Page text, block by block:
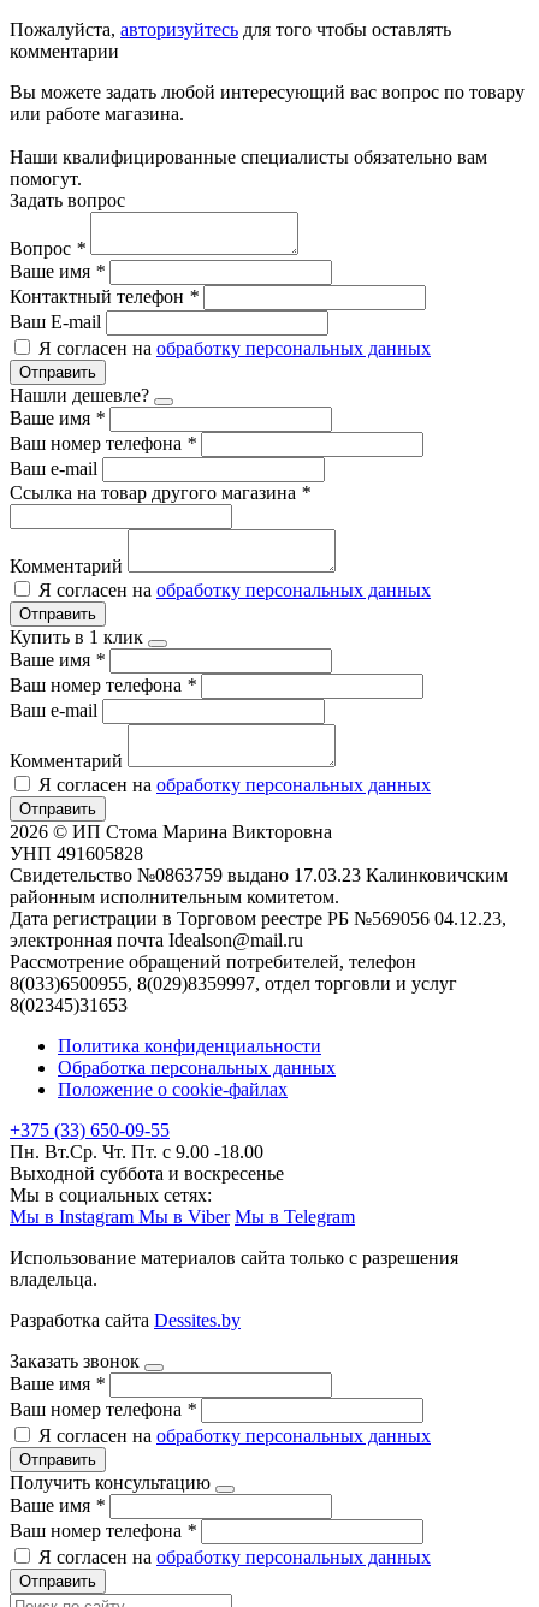
Пожалуйста, авторизуйтесь для того чтобы оставлять
комментарии
Вы можете задать любой интересующий вас вопрос по товару
или работе магазина.
Наши квалифицированные специалисты обязательно вам
помогут.
Задать вопрос
Вопрос *
Ваше имя *
Контактный телефон *
Ваш E-mail
Я согласен на обработку персональных данных
Отправить
Нашли дешевле?
Ваше имя *
Ваш номер телефона *
Ваш e-mail
Ссылка на товар другого магазина *
Комментарий
Я согласен на обработку персональных данных
Отправить
Купить в 1 клик
Ваше имя *
Ваш номер телефона *
Ваш e-mail
Комментарий
Я согласен на обработку персональных данных
Отправить
2026 © ИП Стома Марина Викторовна
УНП 491605828
Свидетельство №0863759 выдано 17.03.23 Калинковичским
районным исполнительным комитетом.
Дата регистрации в Торговом реестре РБ №569056 04.12.23,
электронная почта Idealson@mail.ru
Рассмотрение обращений потребителей, телефон
8(033)6500955, 8(029)8359997, отдел торговли и услуг
8(02345)31653
Политика конфиденциальности
Обработка персональных данных
Положение о cookie-файлах
+375 (33) 650-09-55
Пн. Вт.Ср. Чт. Пт. с 9.00 -18.00
Выходной суббота и воскресенье
Мы в социальных сетях:
Мы в Instagram Мы в Viber Мы в Telegram
Использование материалов сайта только с разрешения
владельца.
Разработка сайта Dessites.by
Заказать звонок
Ваше имя *
Ваш номер телефона *
Я согласен на обработку персональных данных
Отправить
Получить консультацию
Ваше имя *
Ваш номер телефона *
Я согласен на обработку персональных данных
Отправить